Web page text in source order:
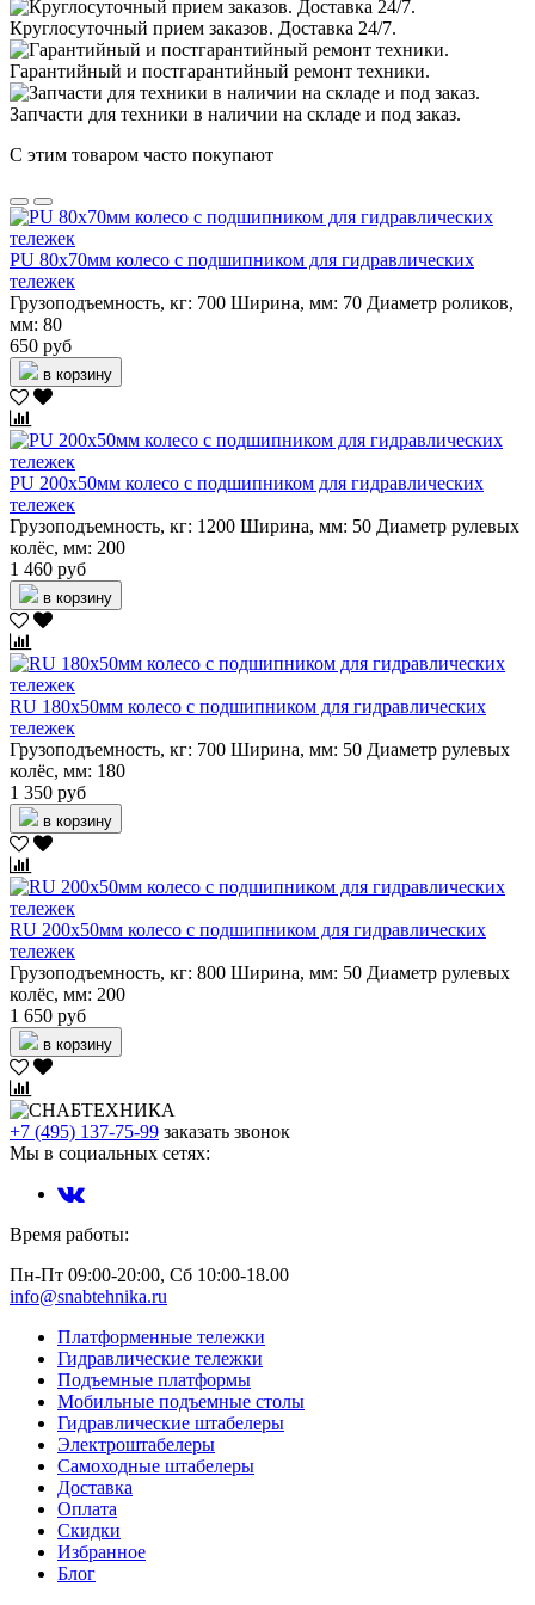
Круглосуточный прием заказов. Доставка 24/7.
Гарантийный и постгарантийный ремонт техники.
Запчасти для техники в наличии на складе и под заказ.
С этим товаром часто покупают
PU 80х70мм колесо с подшипником для гидравлических
тележек
Грузоподъемность, кг: 700 Ширина, мм: 70 Диаметр роликов,
мм: 80
650 руб
в корзину
PU 200х50мм колесо с подшипником для гидравлических
тележек
Грузоподъемность, кг: 1200 Ширина, мм: 50 Диаметр рулевых
колёс, мм: 200
1 460 руб
в корзину
RU 180х50мм колесо с подшипником для гидравлических
тележек
Грузоподъемность, кг: 700 Ширина, мм: 50 Диаметр рулевых
колёс, мм: 180
1 350 руб
в корзину
RU 200х50мм колесо с подшипником для гидравлических
тележек
Грузоподъемность, кг: 800 Ширина, мм: 50 Диаметр рулевых
колёс, мм: 200
1 650 руб
в корзину
+7 (495) 137-75-99 заказать звонок
Мы в социальных сетях:
Время работы:
Пн-Пт 09:00-20:00, Сб 10:00-18.00
info@snabtehnika.ru
Платформенные тележки
Гидравлические тележки
Подъемные платформы
Мобильные подъемные столы
Гидравлические штабелеры
Электроштабелеры
Самоходные штабелеры
Доставка
Оплата
Скидки
Избранное
Блог